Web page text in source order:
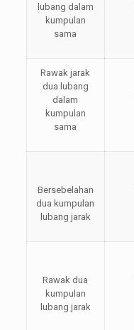
lubang dalam
kumpulan
sama
Rawak jarak
dua lubang
dalam
kumpulan
sama
Bersebelahan
dua kumpulan
lubang jarak
Rawak dua
kumpulan
lubang jarak